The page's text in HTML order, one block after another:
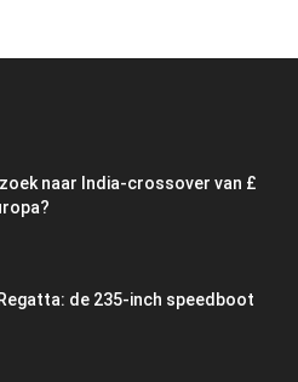
naar India-crossover van £
de 235-inch speedboot